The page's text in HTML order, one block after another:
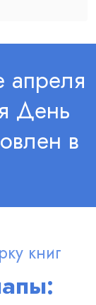
апреля
День
в
книг